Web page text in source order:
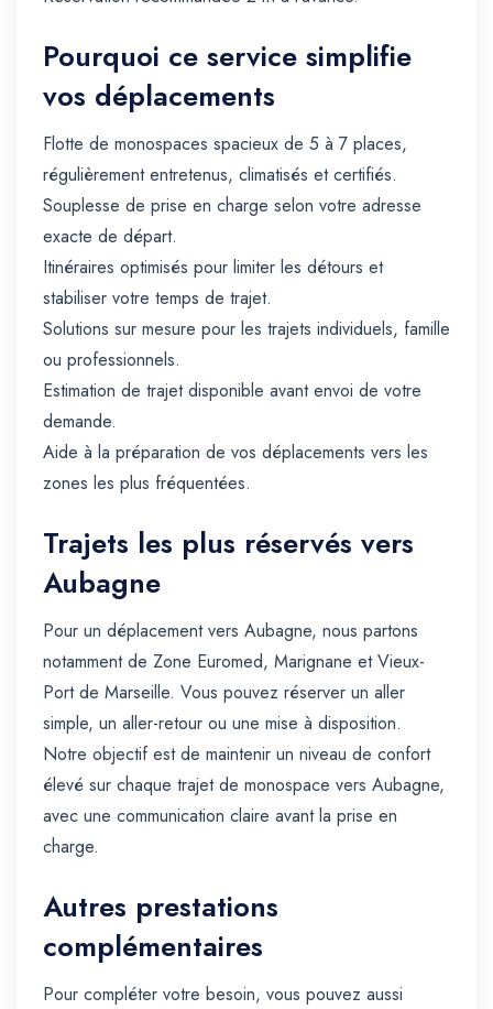
Pourquoi ce service simplifie
vos déplacements
Flotte de monospaces spacieux de 5 à 7 places,
régulièrement entretenus, climatisés et certifiés.
Souplesse de prise en charge selon votre adresse
exacte de départ.
Itinéraires optimisés pour limiter les détours et
stabiliser votre temps de trajet.
Solutions sur mesure pour les trajets individuels, famille
ou professionnels.
Estimation de trajet disponible avant envoi de votre
demande.
Aide à la préparation de vos déplacements vers les
zones les plus fréquentées.
Trajets les plus réservés vers
Aubagne
Pour un déplacement vers Aubagne, nous partons
notamment de Zone Euromed, Marignane et Vieux-
Port de Marseille. Vous pouvez réserver un aller
simple, un aller-retour ou une mise à disposition.
Notre objectif est de maintenir un niveau de confort
élevé sur chaque trajet de monospace vers Aubagne,
avec une communication claire avant la prise en
charge.
Autres prestations
complémentaires
Pour compléter votre besoin, vous pouvez aussi